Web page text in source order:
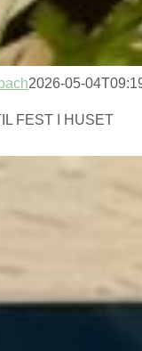
2026-05-
FEST I HUSET